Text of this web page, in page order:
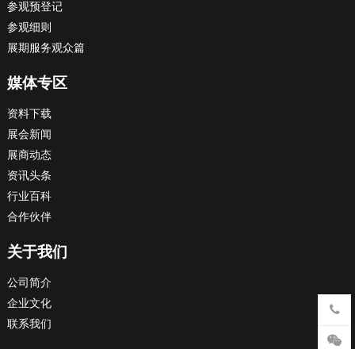
参观预登记
参观细则
展期服务观众篇
媒体专区
资料下载
展会新闻
展商动态
资讯头条
行业百科
合作伙伴
关于我们
公司简介
企业文化
联系我们